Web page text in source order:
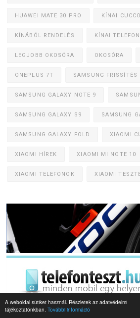
A weboldal sütiket használ. Részletek az adatvédelmi
tájékoztatónkban. További információ
HUAWEI MATE 30 PRO KÍNAI
KÍNÁBÓL RENDELÉS KÍNAI
LEGJOBB OKOSÓRA OKOSÓRA
ONEPLUS 7T SAMSUNG FRISSÍTÉS
SAMSUNG GALAXY NOTE 9
SAMSUNG GALAXY S9 SAMSUNG
SAMSUNG GALAXY FOLD XIAOMI
XIAOMI HÍREK XIAOMI MI NOTE 10
XIAOMI TELEFONOK XIAOMI